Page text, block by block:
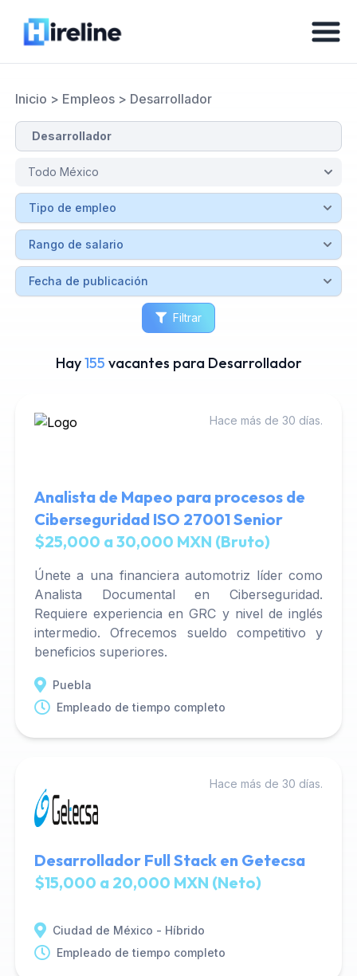
Inicio > Empleos> Desarrollador
Filtrar
Hay155 vacantes para Desarrollador
Hace más de 30 días.
Analista de Mapeo para procesos de
Ciberseguridad ISO 27001 Senior
$25,000 a 30,000 MXN (Bruto)
Únete a una financiera automotriz líder como
Analista Documental en Ciberseguridad.
Requiere experiencia en GRC y nivel de inglés
intermedio. Ofrecemos sueldo competitivo y
beneficios superiores.
Puebla
Empleado de tiempo completo
Hace más de 30 días.
Desarrollador Full Stack en Getecsa
$15,000 a 20,000 MXN (Neto)
Ciudad de México - Híbrido
Empleado de tiempo completo